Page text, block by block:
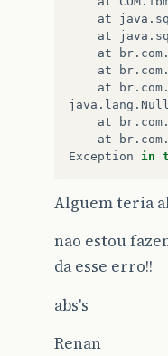
at
java .
at
java .
at
br . com .
at
br . com .
at
br . com .
java . lang .
at
br . com .
at
br . com .
Exception
in
Alguem teria
nao estou
da esse erro!!
abs's
Renan